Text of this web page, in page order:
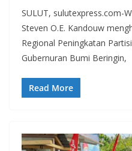
SULUT, sulutexpress.com-
Steven O.E. Kandouw
Regional Peningkatan
Gubernuran Bumi Beringin,
Read More